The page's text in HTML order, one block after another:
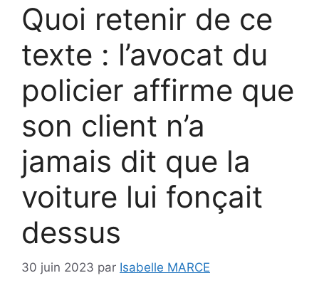
Quoi retenir de ce
texte : l’avocat du
policier affirme que
son client n’a
jamais dit que la
voiture lui fonçait
dessus
30 juin 2023 par Isabelle MARCE